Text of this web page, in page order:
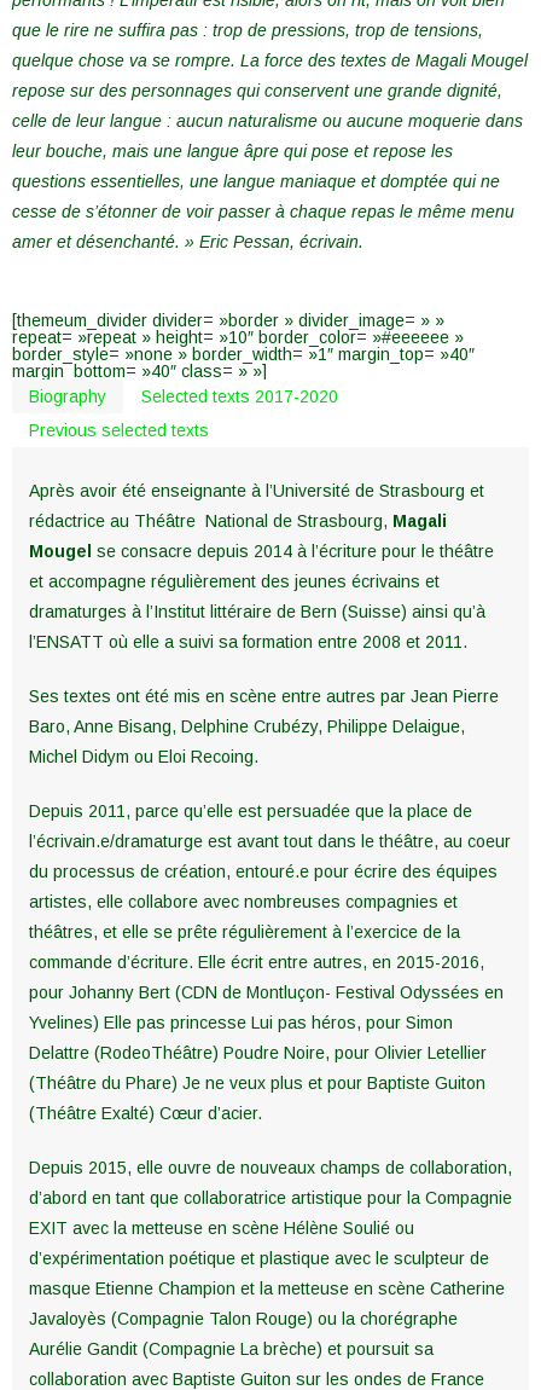
que le rire ne suffira pas : trop de pressions, trop de tensions,
quelque chose va se rompre. La force des textes de Magali Mougel
repose sur des personnages qui conservent une grande dignité,
celle de leur langue : aucun naturalisme ou aucune moquerie dans
leur bouche, mais une langue âpre qui pose et repose les
questions essentielles, une langue maniaque et domptée qui ne
cesse de s’étonner de voir passer à chaque repas le même menu
amer et désenchanté. » Eric Pessan, écrivain.
[themeum_divider divider= »border » divider_image= » »
repeat= »repeat » height= »10″ border_color= »#eeeeee »
border_style= »none » border_width= »1″ margin_top= »40″
margin_bottom= »40″ class= » »]
Biography
Selected texts 2017-2020
Previous selected texts
Après avoir été enseignante à l’Université de Strasbourg et
rédactrice au Théâtre National de Strasbourg, Magali
Mougel se consacre depuis 2014 à l’écriture pour le théâtre
et accompagne régulièrement des jeunes écrivains et
dramaturges à l’Institut littéraire de Bern (Suisse) ainsi qu’à
l’ENSATT où elle a suivi sa formation entre 2008 et 2011.
Ses textes ont été mis en scène entre autres par Jean Pierre
Baro, Anne Bisang, Delphine Crubézy, Philippe Delaigue,
Michel Didym ou Eloi Recoing.
Depuis 2011, parce qu’elle est persuadée que la place de
l’écrivain.e/dramaturge est avant tout dans le théâtre, au coeur
du processus de création, entouré.e pour écrire des équipes
artistes, elle collabore avec nombreuses compagnies et
théâtres, et elle se prête régulièrement à l’exercice de la
commande d’écriture. Elle écrit entre autres, en 2015-2016,
pour Johanny Bert (CDN de Montluçon- Festival Odyssées en
Yvelines) Elle pas princesse Lui pas héros, pour Simon
Delattre (RodeoThéâtre) Poudre Noire, pour Olivier Letellier
(Théâtre du Phare) Je ne veux plus et pour Baptiste Guiton
(Théâtre Exalté) Cœur d’acier.
Depuis 2015, elle ouvre de nouveaux champs de collaboration,
d’abord en tant que collaboratrice artistique pour la Compagnie
EXIT avec la metteuse en scène Hélène Soulié ou
d’expérimentation poétique et plastique avec le sculpteur de
masque Etienne Champion et la metteuse en scène Catherine
Javaloyès (Compagnie Talon Rouge) ou la chorégraphe
Aurélie Gandit (Compagnie La brèche) et poursuit sa
collaboration avec Baptiste Guiton sur les ondes de France